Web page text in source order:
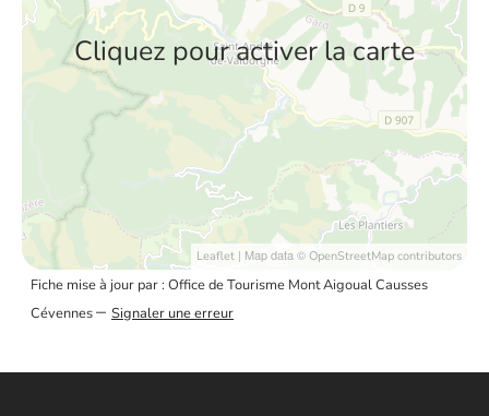
Cliquez pour activer la carte
Leaflet | Map data © OpenStreetMap contributors
Fiche mise à jour par : Office de Tourisme Mont Aigoual Causses
Cévennes– Signaler une erreur